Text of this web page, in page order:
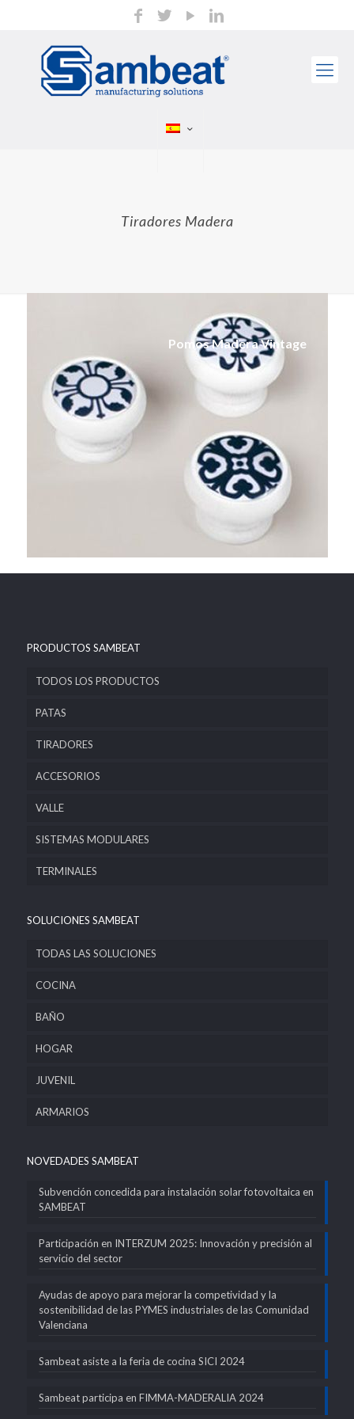
Tiradores Madera
Pomos Madera Vintage
PRODUCTOS SAMBEAT
TODOS LOS PRODUCTOS
PATAS
TIRADORES
ACCESORIOS
VALLE
SISTEMAS MODULARES
TERMINALES
SOLUCIONES SAMBEAT
TODAS LAS SOLUCIONES
COCINA
BAÑO
HOGAR
JUVENIL
ARMARIOS
NOVEDADES SAMBEAT
Subvención concedida para instalación solar fotovoltaica en
SAMBEAT
Participación en INTERZUM 2025: Innovación y precisión al
servicio del sector
Ayudas de apoyo para mejorar la competividad y la
sostenibilidad de las PYMES industriales de las Comunidad
Valenciana
Sambeat asiste a la feria de cocina SICI 2024
Sambeat participa en FIMMA-MADERALIA 2024